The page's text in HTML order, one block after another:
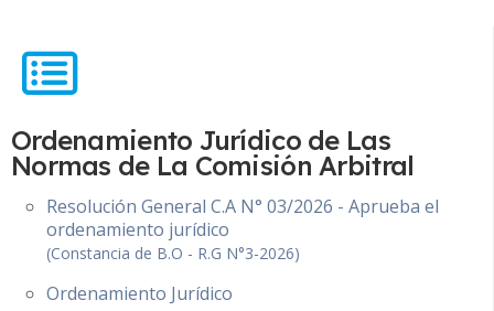
Ordenamiento Jurídico de Las
Normas de La Comisión Arbitral
Resolución General C.A N° 03/2026 - Aprueba el
ordenamiento jurídico
(Constancia de B.O - R.G N°3-2026)
Ordenamiento Jurídico